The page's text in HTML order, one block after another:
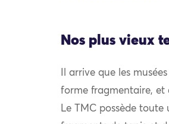
Nos plus vieux
Il arrive que les
forme fragmentaire, et
Le TMC possède toute